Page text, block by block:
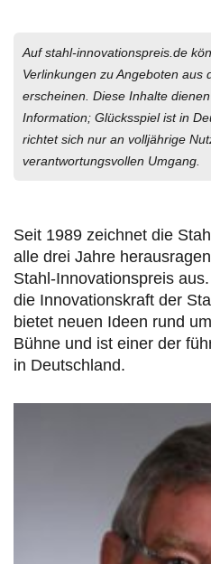
Auf stahl-innovationspreis.de
Verlinkungen zu Angeboten aus
erscheinen. Diese Inhalte
Information; Glücksspiel ist in
richtet sich nur an volljährige
verantwortungsvollen Umgang.
Seit 1989 zeichnet die
alle drei Jahre
Stahl-Innovationspreis
die Innovationskraft der
bietet neuen Ideen rund
Bühne und ist einer der
in Deutschland.